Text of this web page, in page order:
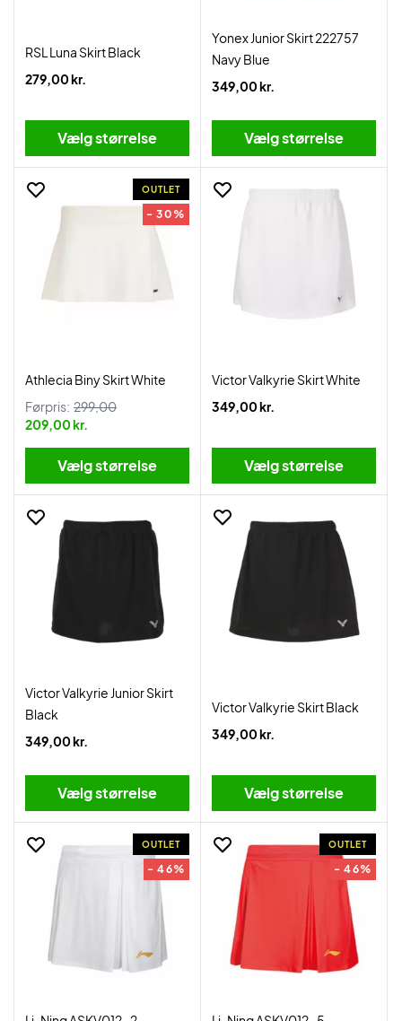
RSL Luna Skirt Black
279,00 kr.
Vælg størrelse
Yonex Junior Skirt 222757
Navy Blue
349,00 kr.
Vælg størrelse
OUTLET
- 30%
Athlecia Biny Skirt White
Førpris: 299,00
209,00 kr.
Vælg størrelse
Victor Valkyrie Skirt White
349,00 kr.
Vælg størrelse
Victor Valkyrie Junior Skirt
Black
349,00 kr.
Vælg størrelse
Victor Valkyrie Skirt Black
349,00 kr.
Vælg størrelse
OUTLET
- 46%
OUTLET
- 46%